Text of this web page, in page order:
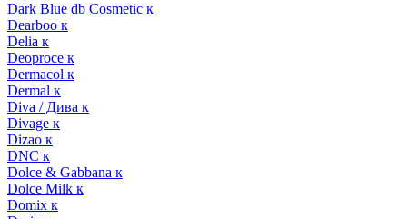
Dark Blue db Cosmetic к
Dearboo к
Delia к
Deoproce к
Dermacol к
Dermal к
Diva / Дива к
Divage к
Dizao к
DNC к
Dolce & Gabbana к
Dolce Milk к
Domix к